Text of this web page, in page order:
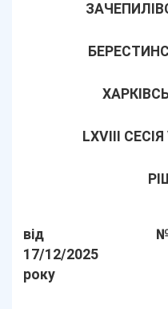
LХVІІІ
від
17/12/2025
року